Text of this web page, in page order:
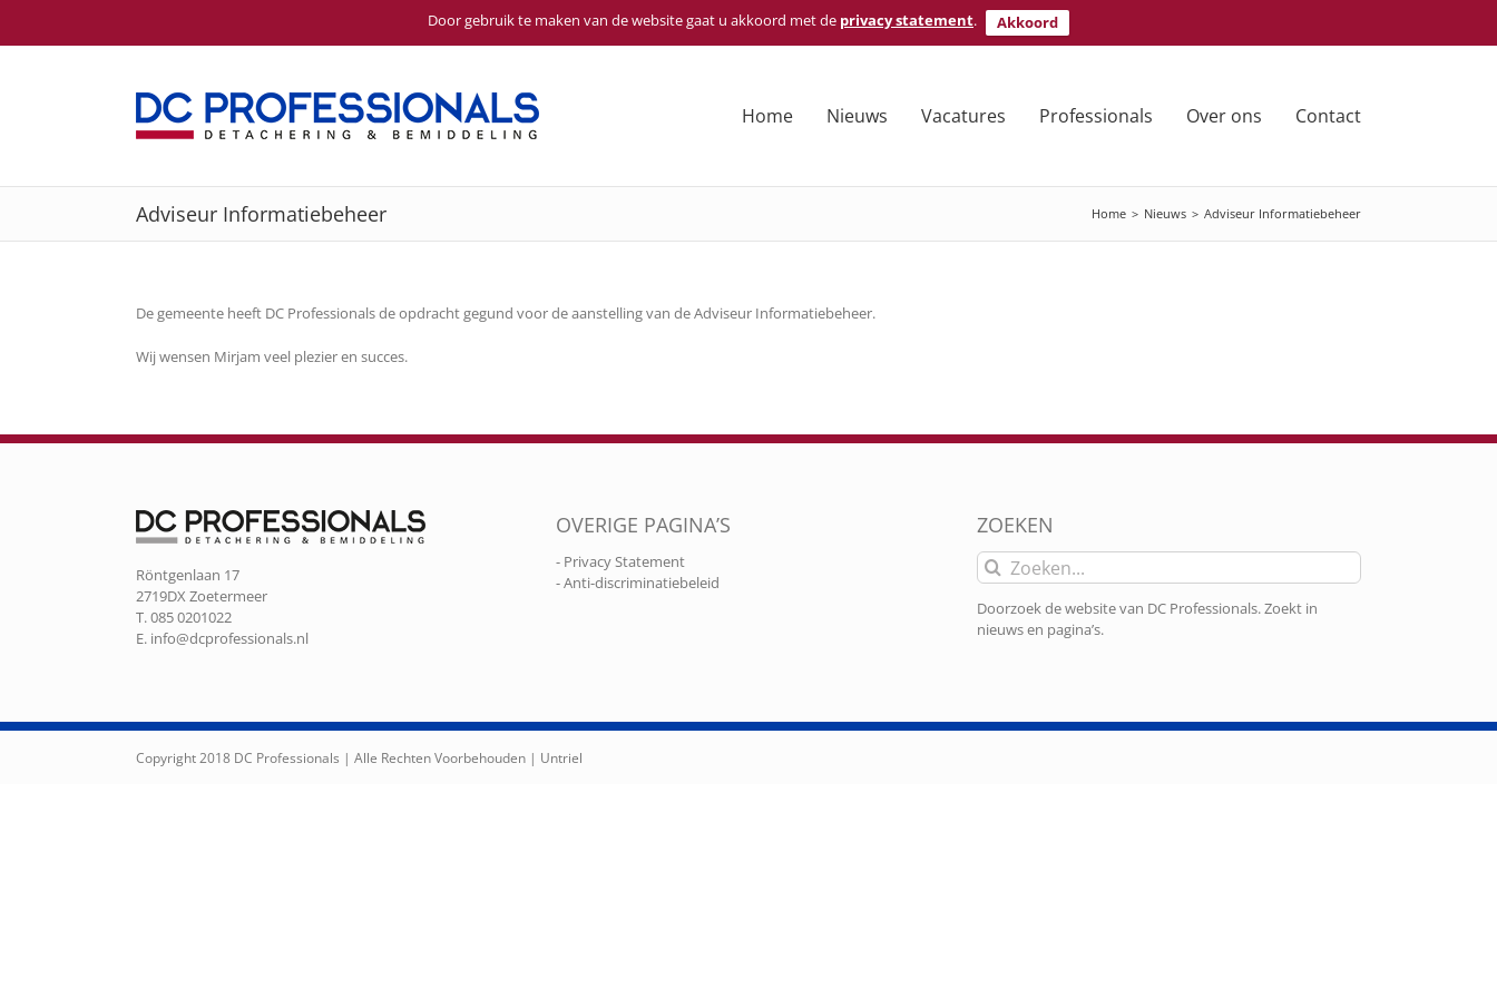
Door gebruik te maken van de website gaat u akkoord met de privacy statement.
Akkoord
Ga
Home Nieuws Vacatures Professionals Over ons Contact
Adviseur Informatiebeheer Home > Nieuws > Adviseur Informatiebeheer
De gemeente heeft DC Professionals de opdracht gegund voor de aanstelling van de Adviseur Informatiebeheer.
Wij wensen Mirjam veel plezier en succes.
Röntgenlaan 17
2719DX Zoetermeer
T. 085 0201022
E. info@dcprofessionals.nl
OVERIGE PAGINA’S
- Privacy Statement
- Anti-discriminatiebeleid
ZOEKEN
Zoeken
naar:
Doorzoek de website van DC Professionals. Zoekt in
nieuws en pagina’s.
Copyright 2018 DC Professionals | Alle Rechten Voorbehouden | Untriel